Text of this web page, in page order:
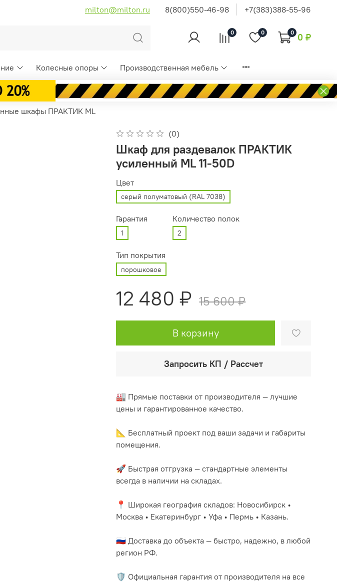
milton@milton.ru 8(800)550-46-98 +7(383)388-55-96
0 0 0 0 ₽
Колесные опоры Производственная мебель
шкафы ПРАКТИК ML
(0)
Шкаф для раздевалок ПРАКТИК
усиленный ML 11-50D
Цвет
серый полуматовый (RAL 7038)
Гарантия
1
Количество полок
2
Тип покрытия
порошковое
12 480 ₽ 15 600 ₽
В корзину
Запросить КП / Рассчет
🏭 Прямые поставки от производителя — лучшие
цены и гарантированное качество.
📐 Бесплатный проект под ваши задачи и габариты
помещения.
🚀 Быстрая отгрузка — стандартные элементы
всегда в наличии на складах.
📍 Широкая география складов: Новосибирск •
Москва • Екатеринбург • Уфа • Пермь • Казань.
🇷🇺 Доставка до объекта — быстро, надежно, в любой
регион РФ.
🛡️ Официальная гарантия от производителя на все